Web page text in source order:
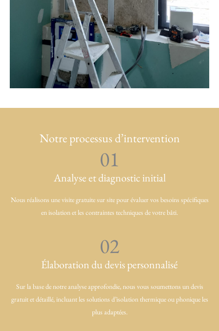
Notre processus d’intervention
01
Analyse et diagnostic initial
Nous réalisons une visite gratuite sur site pour évaluer vos besoins spécifiques
en isolation et les contraintes techniques de votre bâti.
02
Élaboration du devis personnalisé
Sur la base de notre analyse approfondie, nous vous soumettons un devis
gratuit et détaillé, incluant les solutions d’isolation thermique ou phonique les
plus adaptées.